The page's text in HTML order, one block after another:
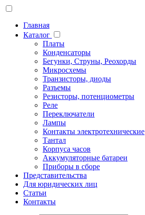
Главная
Каталог
Платы
Конденсаторы
Бегунки, Струны, Реохорды
Микросхемы
Транзисторы, диоды
Разъемы
Резисторы, потенциометры
Реле
Переключатели
Лампы
Контакты электротехнические
Тантал
Корпуса часов
Аккумуляторные батареи
Приборы в сборе
Представительства
Для юридических лиц
Статьи
Контакты